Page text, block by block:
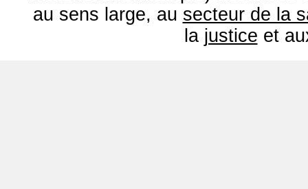
au sens large, au secteur de la
la justice et